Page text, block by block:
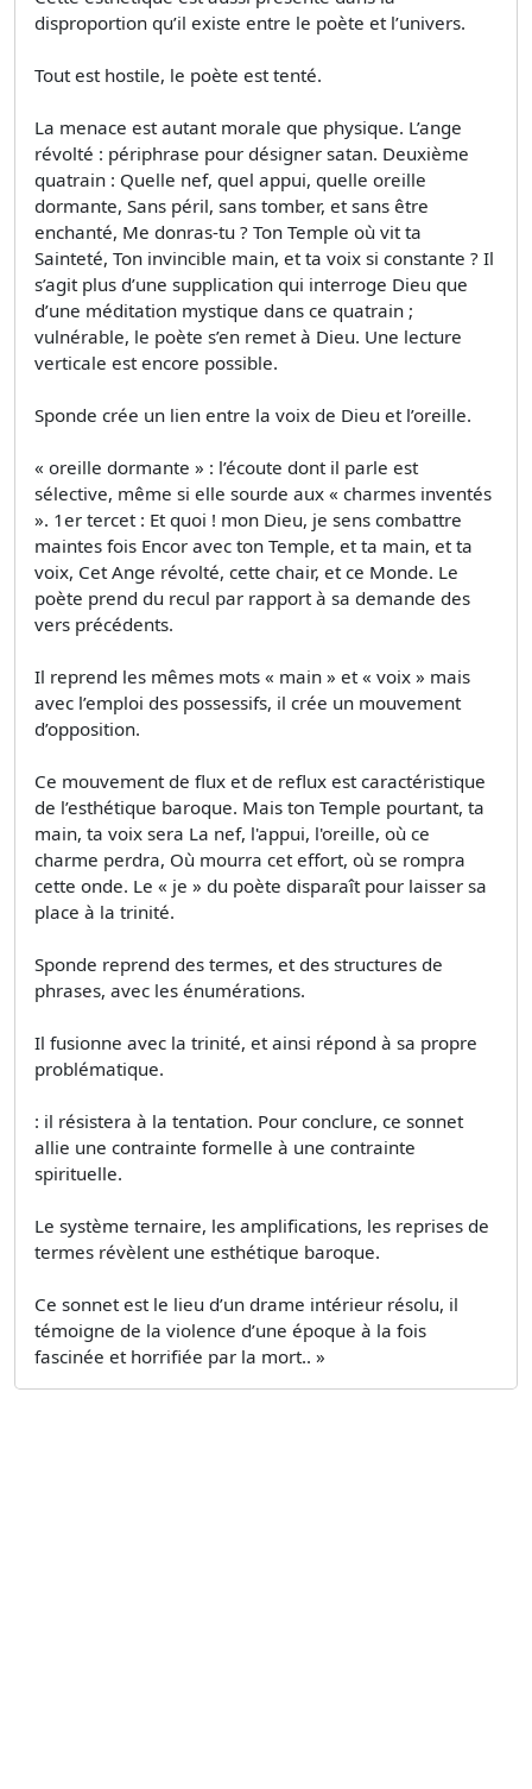
disproportion qu’il existe entre le poète et l’univers.
Tout est hostile, le poète est tenté.
La menace est autant morale que physique. L’ange
révolté : périphrase pour désigner satan. Deuxième
quatrain : Quelle nef, quel appui, quelle oreille
dormante, Sans péril, sans tomber, et sans être
enchanté, Me donras-tu ? Ton Temple où vit ta
Sainteté, Ton invincible main, et ta voix si constante ? Il
s’agit plus d’une supplication qui interroge Dieu que
d’une méditation mystique dans ce quatrain ;
vulnérable, le poète s’en remet à Dieu. Une lecture
verticale est encore possible.
Sponde crée un lien entre la voix de Dieu et l’oreille.
« oreille dormante » : l’écoute dont il parle est
sélective, même si elle sourde aux « charmes inventés
». 1er tercet : Et quoi ! mon Dieu, je sens combattre
maintes fois Encor avec ton Temple, et ta main, et ta
voix, Cet Ange révolté, cette chair, et ce Monde. Le
poète prend du recul par rapport à sa demande des
vers précédents.
Il reprend les mêmes mots « main » et « voix » mais
avec l’emploi des possessifs, il crée un mouvement
d’opposition.
Ce mouvement de flux et de reflux est caractéristique
de l’esthétique baroque. Mais ton Temple pourtant, ta
main, ta voix sera La nef, l'appui, l'oreille, où ce
charme perdra, Où mourra cet effort, où se rompra
cette onde. Le « je » du poète disparaît pour laisser sa
place à la trinité.
Sponde reprend des termes, et des structures de
phrases, avec les énumérations.
Il fusionne avec la trinité, et ainsi répond à sa propre
problématique.
: il résistera à la tentation. Pour conclure, ce sonnet
allie une contrainte formelle à une contrainte
spirituelle.
Le système ternaire, les amplifications, les reprises de
termes révèlent une esthétique baroque.
Ce sonnet est le lieu d’un drame intérieur résolu, il
témoigne de la violence d’une époque à la fois
fascinée et horrifiée par la mort.. »